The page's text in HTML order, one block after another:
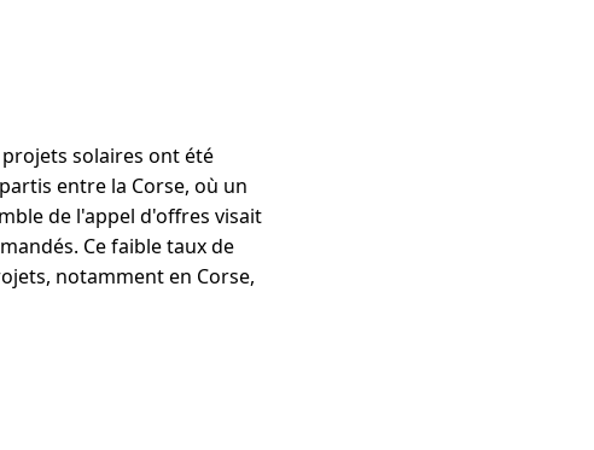
solaires ont été
entre la Corse, où un
de l'appel d'offres visait
Ce faible taux de
notamment en Corse,